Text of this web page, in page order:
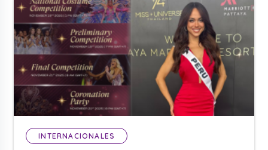
INTERNACIONALES